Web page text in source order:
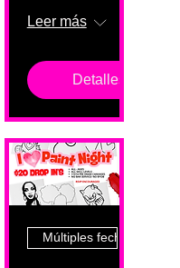
Leer más
Detalles
Múltiples fechas